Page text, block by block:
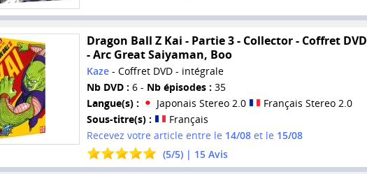
Dragon Ball Z Kai - Partie 3 - Collector - Coffret DVD
- Arc Great Saiyaman, Boo
Kaze- Coffret DVD - intégrale
Nb DVD : 6 - Nb épisodes : 35
Langue(s) :
Japonais Stereo 2.0
Français Stereo 2.0
Sous-titre(s) :
Français
Recevez votre article entre le 14/08et le 15/08
(5/5) | 15Avis